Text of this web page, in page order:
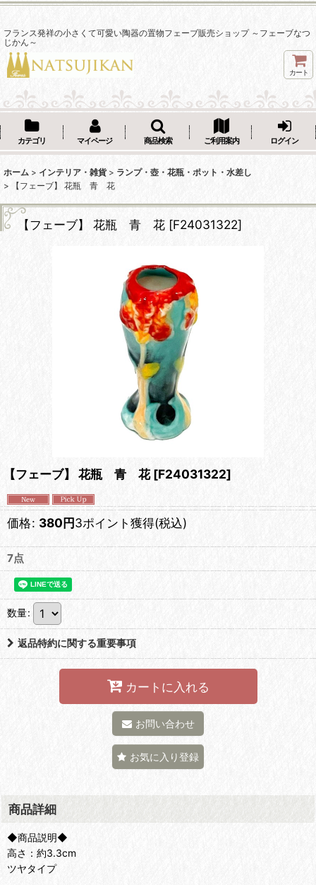
フランス発祥の小さくて可愛い陶器の置物フェーブ販売ショップ ～フェーブなつ
じかん～
カート
カテゴリ マイページ 商品検索 ご利用案内 ログイン
ホーム > インテリア・雑貨 > ランプ・壺・花瓶・ポット・水差し
>
【フェーブ】 花瓶 青 花
【フェーブ】 花瓶 青 花 [F24031322]
【フェーブ】 花瓶 青 花 [F24031322]
価格: 380円3ポイント獲得(税込)
7点
数量:
返品特約に関する重要事項
カートに入れる
お問い合わせ
お気に入り登録
商品詳細
◆商品説明◆
高さ：約3.3cm
ツヤタイプ